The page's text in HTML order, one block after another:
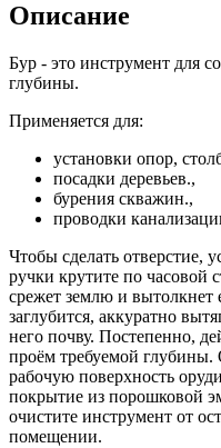
Описание
Бур - это инструмент для
глубины.
Применяется для:
установки опор,
посадки деревьев.,
бурения скважин.,
проводки
Чтобы сделать отверстие,
ручки крутите по часовой
срежет землю и вытолкнет
заглубится, аккуратно
него почву. Постепенно,
проём требуемой глубины.
рабочую поверхность
покрытие из порошковой
очистите инструмент от
помещении.